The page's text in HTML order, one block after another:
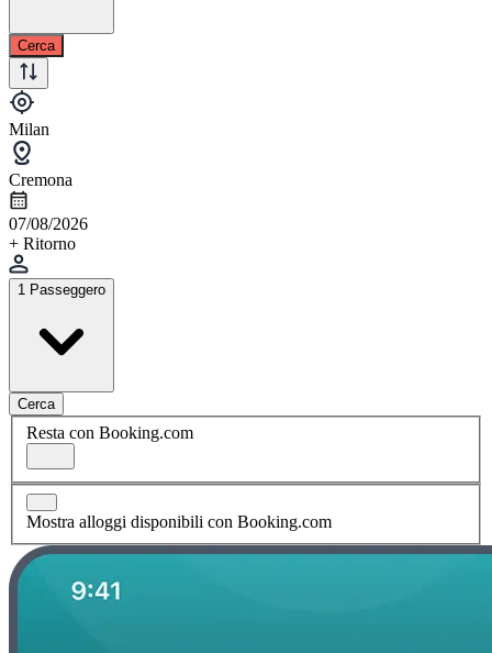
Cerca
Milan
Cremona
07/08/2026
+ Ritorno
1 Passeggero
Cerca
Resta con Booking.com
Mostra alloggi disponibili con Booking.com